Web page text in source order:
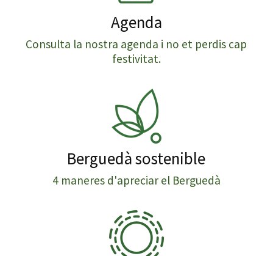
Agenda
Consulta la nostra agenda i no et perdis cap
festivitat.
Berguedà sostenible
4 maneres d'apreciar el Berguedà